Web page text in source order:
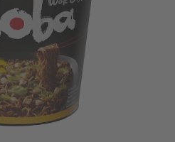
OUVRIR
1
DES
SUPPORTS
MULTIMÉDIA
DANS
LA